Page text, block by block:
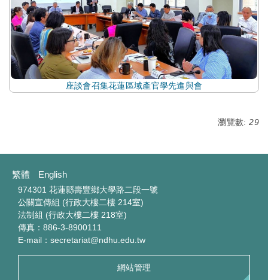
座談會召集花蓮區域產官學先進與會
瀏覽數: 29
繁體 English
974301 花蓮縣壽豐鄉大學路二段一號
公關宣傳組 (行政大樓二樓 214室)
法制組 (行政大樓二樓 218室)
傳真：886-3-8900111
E-mail：secretariat@ndhu.edu.tw
網站管理